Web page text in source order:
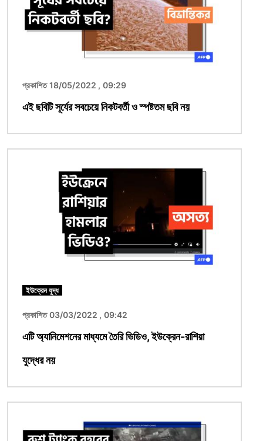
প্রকাশিত 18/05/2022 , 09:29
এই ছবিটি সূর্যের সবচেয়ে নিকটবর্তী ও স্পষ্টতম ছবি নয়
ইউক্রেন যুদ্ধ
প্রকাশিত 03/03/2022 , 09:42
এটি অ্যানিমেশনের মাধ্যমে তৈরি ভিডিও, ইউক্রেন-রাশিয়া
যুদ্ধের নয়